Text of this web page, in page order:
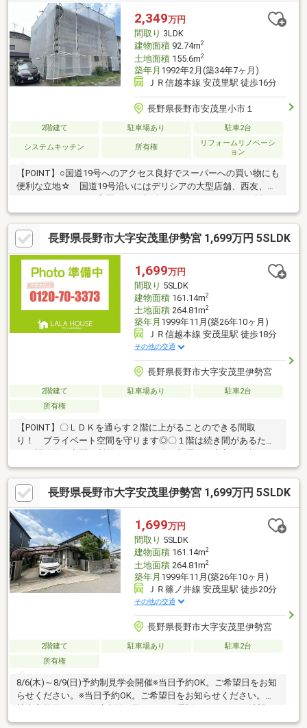
ージをご利用くださいませ☆☆2,349万円
間取り 3LDK
建物面積92.74m2
土地面積155.6m2
築年月 1992年2月(築34年7ヶ月)
ＪＲ信越本線 安茂里駅 徒歩16分
長野県長野市安茂里小市１
2階建て 駐車場あり 駐車2台
システムキッチン 所有権
リフォームリノベーシ
ョン
【POINT】○国道19号へのアクセス良好でスーパーへの買い物にも
便利な立地☆ 国道19号沿いにはデリシアの大型店舗、西友、
な住宅街南向きで日当たり良好◎ 周辺は交通量少なで静かな住
環境♪ 坂の少ない平坦地なのも嬉しいですね☆○心安らぐ和室の
ある暮らし♪ 納戸もしっかり3帖あり収納スペースも◎ お部屋
はすっきり片付きます！■【0120-70-3373】へお気軽にお問い合
わせください■■【ララハウス 長野】で検索♪ 最新情報を毎
日更新中です！ 弊社ホームページをご利用くださいませ☆☆
長野県長野市大字安茂里伊勢宮 1,699万円 5SLDK
1,699万円
間取り 5SLDK
建物面積161.14m2
土地面積264.81m2
築年月 1999年11月(築26年10ヶ月)
ＪＲ信越本線 安茂里駅 徒歩18分
その他の交通
長野県長野市大字安茂里伊勢宮
2階建て 駐車場あり
駐車2台
所有権
【POINT】〇ＬＤＫを通らす２階に上がることのできる間取
り！ プライベート空間を守ります◎〇１階は続き間があるた
ルコニー お洗濯物もしっかりと干せますね◎■【０１２０－７
０－３３７３】へお気軽にお問い合わせください☆■【ララハウ
ス 長野支店】で検索♪ 最新情報を毎日更新中です！ 弊社
ホームページをご利用くださいませ☆☆
長野県長野市大字安茂里伊勢宮 1,699万円 5SLDK
1,699万円
間取り 5SLDK
建物面積161.14m2
土地面積264.81m2
築年月 1999年11月(築26年10ヶ月)
ＪＲ篠ノ井線 安茂里駅 徒歩20分
その他の交通
長野県長野市大字安茂里伊勢宮
2階建て 駐車場あり
駐車2台
所有権
8/6(木)～8/9(日)予約制見学会開催※当日予約OK。ご希望日をお知
らせください。※当日予約OK。ご希望日をお知らせください。自
をお知らせください。【リフォーム内容】シロアリ工防除工事、